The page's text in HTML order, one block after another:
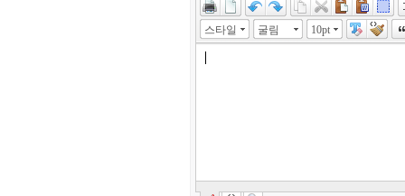
스타일 굴림 10pt